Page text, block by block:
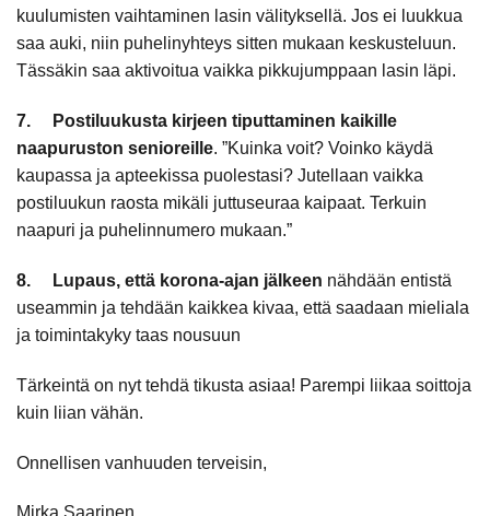
kuulumisten vaihtaminen lasin välityksellä. Jos ei luukkua
saa auki, niin puhelinyhteys sitten mukaan keskusteluun.
Tässäkin saa aktivoitua vaikka pikkujumppaan lasin läpi.
7.
Postiluukusta kirjeen tiputtaminen kaikille
naapuruston senioreille. ”Kuinka voit? Voinko käydä
kaupassa ja apteekissa puolestasi? Jutellaan vaikka
postiluukun raosta mikäli juttuseuraa kaipaat. Terkuin
naapuri ja puhelinnumero mukaan.”
8. Lupaus, että korona-ajan jälkeen nähdään entistä
useammin ja tehdään kaikkea kivaa, että saadaan mieliala
ja toimintakyky taas nousuun
Tärkeintä on nyt tehdä tikusta asiaa! Parempi liikaa soittoja
kuin liian vähän.
Onnellisen vanhuuden terveisin,